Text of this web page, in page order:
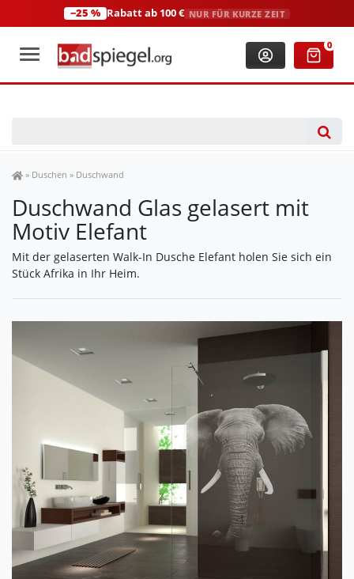
−25 % Rabatt ab 100 € NUR FÜR KURZE ZEIT
+49 (0)2306 3744580 0
Spiegel Shop
» Duschen » Duschwand
Duschwand Glas gelasert mit
Motiv Elefant
Mit der gelaserten Walk-In Dusche Elefant holen Sie sich ein
Stück Afrika in Ihr Heim.